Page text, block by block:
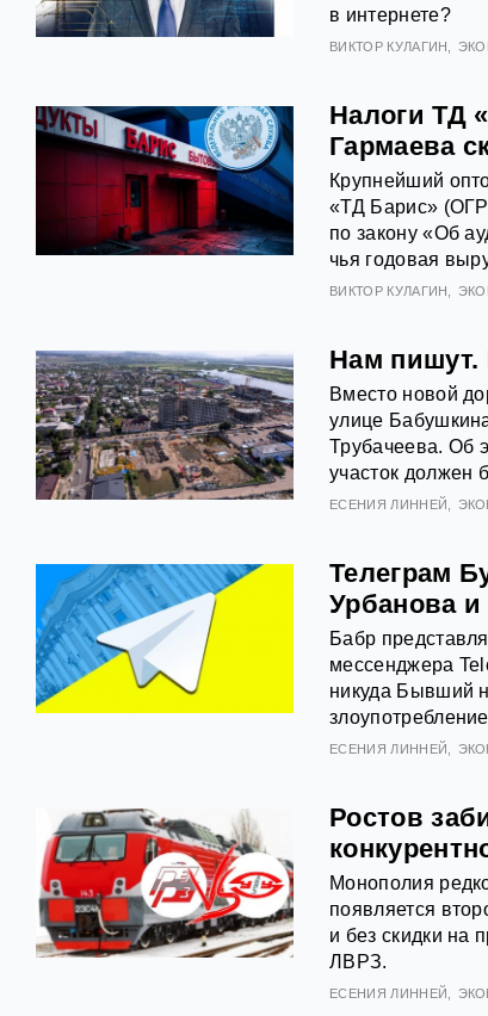
в интернете?
ВИКТОР КУЛАГИН
Налоги ТД
Гармаева
Крупнейший
«ТД Барис»
по закону «Об
чья годовая
ВИКТОР КУЛАГИН
Нам пишут.
Вместо новой
улице
Трубачеева. Об
участок должен
ЕСЕНИЯ ЛИННЕЙ
Телеграм
Урбанова
Бабр
мессенджера
никуда Бывший
ЕСЕНИЯ ЛИННЕЙ
Ростов
Монополия
появляется
и без скидки на
ЛВРЗ.
ЕСЕНИЯ ЛИННЕЙ